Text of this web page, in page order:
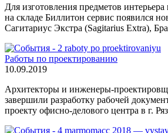
Для изготовления предметов
на складе Биллитон сервис появился
Сагитариус Экстра (Sagitarius Extra),
Работы по проектированию
10.09.2019
Архитекторы и инженеры-
завершили разработку рабочей
проекту офисно-делового центра в г.